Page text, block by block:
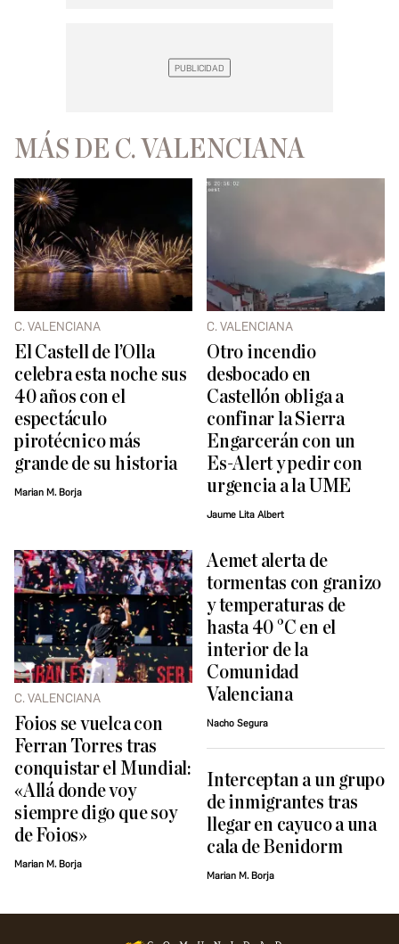
MÁS DE C. VALENCIANA
C. VALENCIANA
El Castell de l’Olla
celebra esta noche sus
40 años con el
espectáculo
pirotécnico más
grande de su historia
Marian M. Borja
C. VALENCIANA
Otro incendio
desbocado en
Castellón obliga a
confinar la Sierra
Engarcerán con un
Es-Alert y pedir con
urgencia a la UME
Jaume Lita Albert
C. VALENCIANA
Foios se vuelca con
Ferran Torres tras
conquistar el Mundial:
«Allá donde voy
siempre digo que soy
de Foios»
Marian M. Borja
Aemet alerta de
tormentas con granizo
y temperaturas de
hasta 40 °C en el
interior de la
Comunidad
Valenciana
Nacho Segura
Interceptan a un grupo
de inmigrantes tras
llegar en cayuco a una
cala de Benidorm
Marian M. Borja